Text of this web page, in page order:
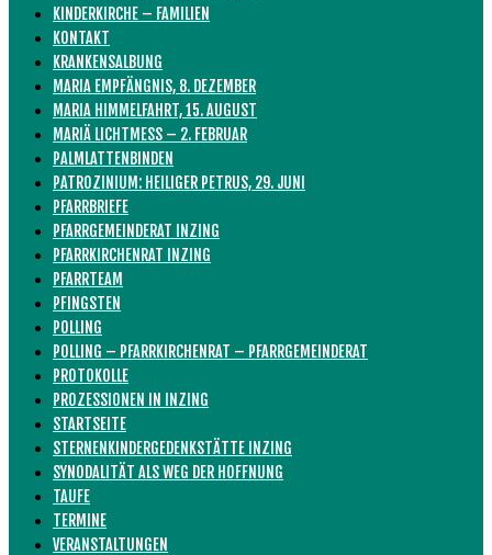
KINDERKIRCHE – FAMILIEN
KONTAKT
KRANKENSALBUNG
MARIA EMPFÄNGNIS, 8. DEZEMBER
MARIA HIMMELFAHRT, 15. AUGUST
MARIÄ LICHTMESS – 2. FEBRUAR
PALMLATTENBINDEN
PATROZINIUM: HEILIGER PETRUS, 29. JUNI
PFARRBRIEFE
PFARRGEMEINDERAT INZING
PFARRKIRCHENRAT INZING
PFARRTEAM
PFINGSTEN
POLLING
POLLING – PFARRKIRCHENRAT – PFARRGEMEINDERAT
PROTOKOLLE
PROZESSIONEN IN INZING
STARTSEITE
STERNENKINDERGEDENKSTÄTTE INZING
SYNODALITÄT ALS WEG DER HOFFNUNG
TAUFE
TERMINE
VERANSTALTUNGEN